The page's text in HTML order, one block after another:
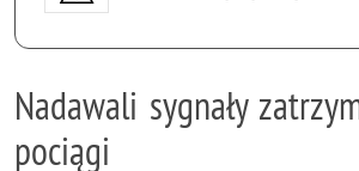
Nadawali sygnały
pociągi